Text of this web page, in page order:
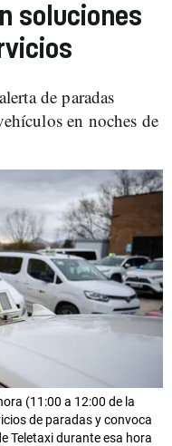
soluciones
de paradas
en noches de
(11:00 a 12:00 de la
de paradas y convoca
Teletaxi durante esa hora